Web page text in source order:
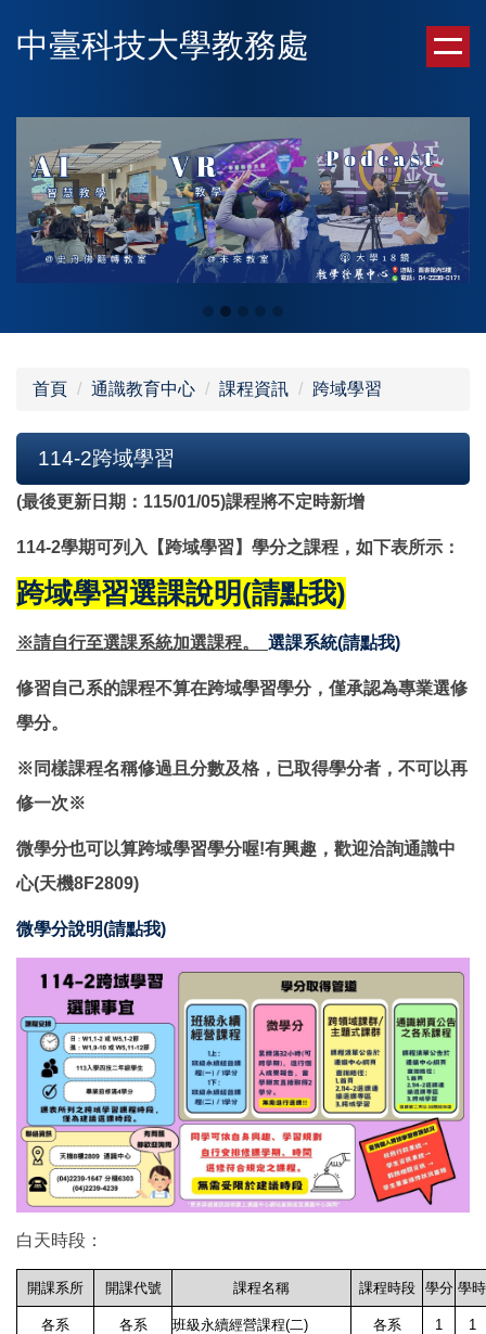
到
內
中臺科技大學教務處
首頁 通識教育中心 課程資訊 跨域學習
114-2跨域學習
(最後更新日期：115/01/05)課程將不定時新增
114-2學期可列入【跨域學習】學分之課程，如下表所示：
跨域學習選課說明(請點我)
※請自行至選課系統加選課程。 選課系統(請點我)
修習自己系的課程不算在跨域學習學分，僅承認為專業選修
學分。
※同樣課程名稱修過且分數及格，已取得學分者，不可以再
修一次※
微學分也可以算跨域學習學分喔!有興趣，歡迎洽詢通識中
心(天機8F2809)
微學分說明(請點我)
白天時段：
開課系所 開課代號 課程名稱 課程時段 學分 學時
各系 各系 班級永續經營課程(二) 各系 1 1